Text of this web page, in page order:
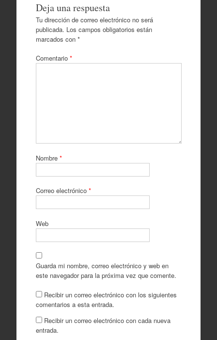
Deja una respuesta
Tu dirección de correo electrónico no será
publicada. Los campos obligatorios están
marcados con *
Comentario *
Nombre *
Correo electrónico *
Web
Guarda mi nombre, correo electrónico y web en
este navegador para la próxima vez que comente.
Recibir un correo electrónico con los siguientes
comentarios a esta entrada.
Recibir un correo electrónico con cada nueva
entrada.